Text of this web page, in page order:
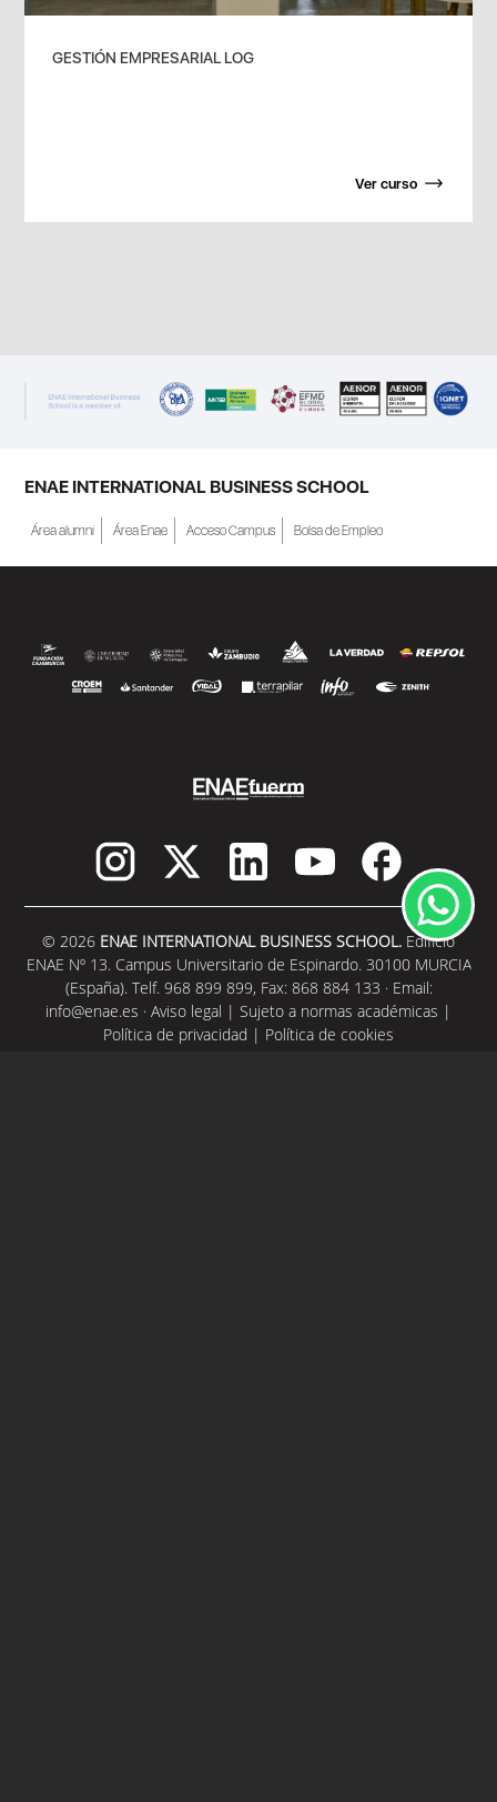
GESTIÓN EMPRESARIAL LOG
Ver curso
ENAE INTERNATIONAL BUSINESS SCHOOL
Área alumni Área Enae Acceso Campus Bolsa de Empleo
© 2026 ENAE INTERNATIONAL BUSINESS SCHOOL. Edificio
ENAE Nº 13. Campus Universitario de Espinardo. 30100 MURCIA
(España). Telf. 968 899 899, Fax: 868 884 133 · Email:
info@enae.es · Aviso legal | Sujeto a normas académicas |
Política de privacidad | Política de cookies